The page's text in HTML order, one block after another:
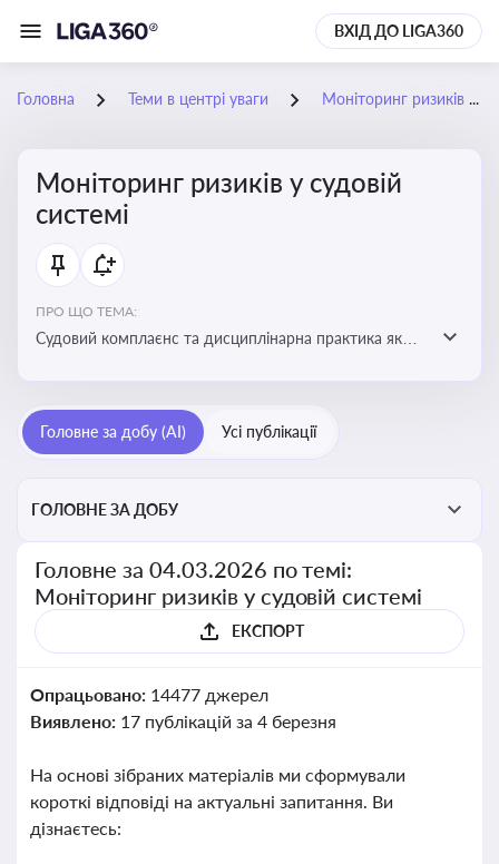
ВХІД ДО LIGA360
Головна Теми в центрі уваги Моніторинг ризиків у судовій системі
Моніторинг ризиків у судовій
системі
ПРО ЩО ТЕМА:
Судовий комплаєнс та дисциплінарна практика як
обґрунтовані рішення під час судових спорів та
комплаєнс-перевірок
Головне за добу (AI) Усі публікації
ГОЛОВНЕ ЗА ДОБУ
Головне за 04.03.2026 по темі:
Моніторинг ризиків у судовій системі
ЕКСПОРТ
Опрацьовано: 14477 джерел
Виявлено: 17 публікацій за 4 березня
На основі зібраних матеріалів ми сформували
короткі відповіді на актуальні запитання. Ви
дізнаєтесь: